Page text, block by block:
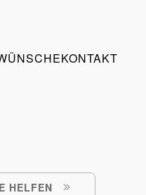
KONTAKT
HELFEN